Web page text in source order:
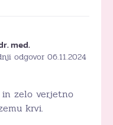
med.
odgovor 06.11.2024
zelo verjetno
krvi.